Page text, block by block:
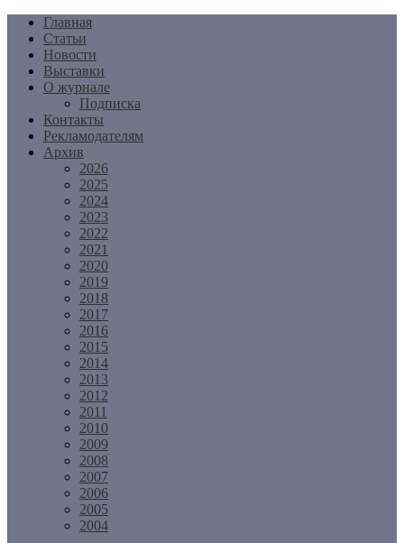
Перейти
содержимому
Главная
Статьи
Новости
Выставки
О журнале
Подписка
Контакты
Рекламодателям
Архив
2026
2025
2024
2023
2022
2021
2020
2019
2018
2017
2016
2015
2014
2013
2012
2011
2010
2009
2008
2007
2006
2005
2004